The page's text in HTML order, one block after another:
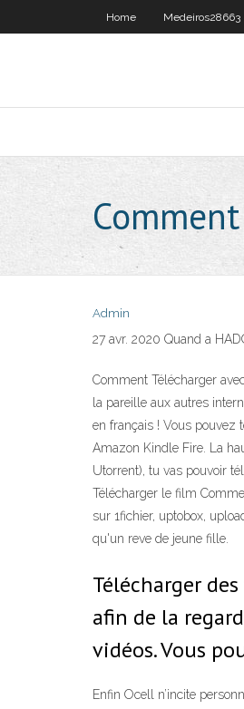
Home Medeiros28663
Admin
27 avr. 2020 Quand a
Comment Télécharger
la pareille aux autres
en français ! Vous pouvez
Amazon Kindle Fire. La
Utorrent), tu vas pouvoir
Télécharger le film
sur 1fichier, uptobox,
qu'un reve de jeune fille.
Télécharger
afin de la
vidéos. Vous
Enfin Ocell n’incite